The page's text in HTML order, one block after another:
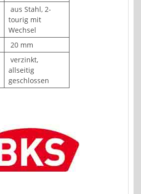
aus Stahl, 2-
tourig mit
Wechsel
20 mm
verzinkt,
allseitig
geschlossen